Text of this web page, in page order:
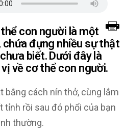
con người là một
chứa đựng nhiều sự thật
biết. Dưới đây là
về cơ thể con người.
bằng cách nín thở, cùng lắm
tỉnh rồi sau đó phổi của bạn
thường.